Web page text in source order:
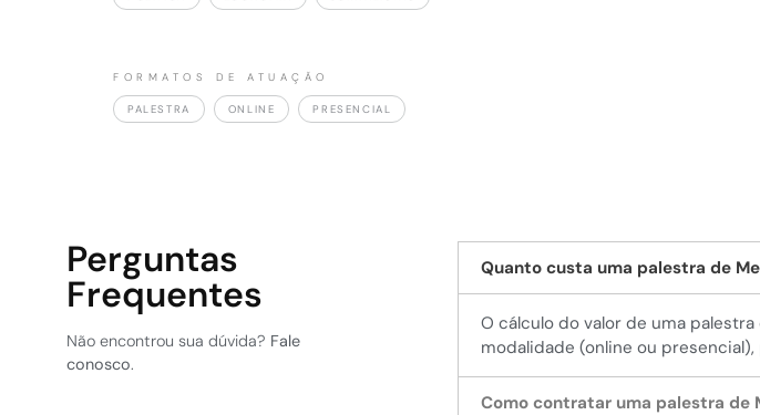
FORMATOS DE ATUAÇÃO
PALESTRA ONLINE PRESENCIAL
Perguntas
Frequentes
Não encontrou sua dúvida? Fale
conosco.
Quanto custa uma palestra de
O cálculo do valor de uma
modalidade (online ou
Como contratar uma palestra de